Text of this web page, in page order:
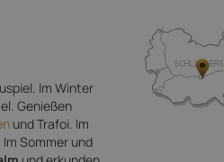
Im Winter
Genießen
und Trafoi. Im
Sommer und